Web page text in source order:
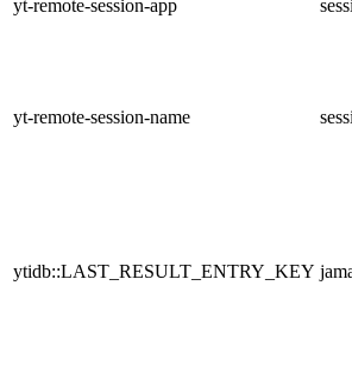
yt-remote-session-app
yt-remote-session-name
ytidb::LAST_RESULT_ENTRY_KEY